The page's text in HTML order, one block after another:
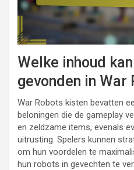
Welke inhoud
gevonden in War
War Robots kisten bevatten
beloningen die de gameplay
en zeldzame items, evenals
uitrusting. Spelers kunnen
om hun voordelen te
hun robots in gevechten te